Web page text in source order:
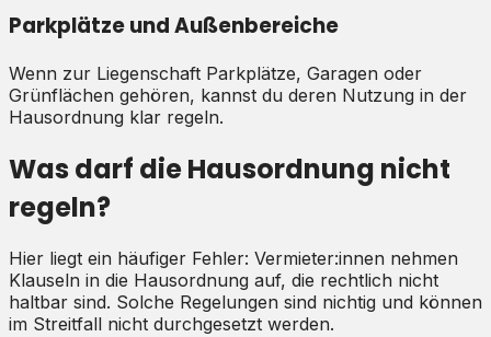
Parkplätze und Außenbereiche
Wenn zur Liegenschaft Parkplätze, Garagen oder
Grünflächen gehören, kannst du deren Nutzung in der
Hausordnung klar regeln.
Was darf die Hausordnung nicht
regeln?
Hier liegt ein häufiger Fehler: Vermieter:innen nehmen
Klauseln in die Hausordnung auf, die rechtlich nicht
haltbar sind. Solche Regelungen sind nichtig und können
im Streitfall nicht durchgesetzt werden.